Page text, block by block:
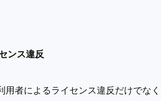
ンス違反
用者によるライセンス違反だけでな